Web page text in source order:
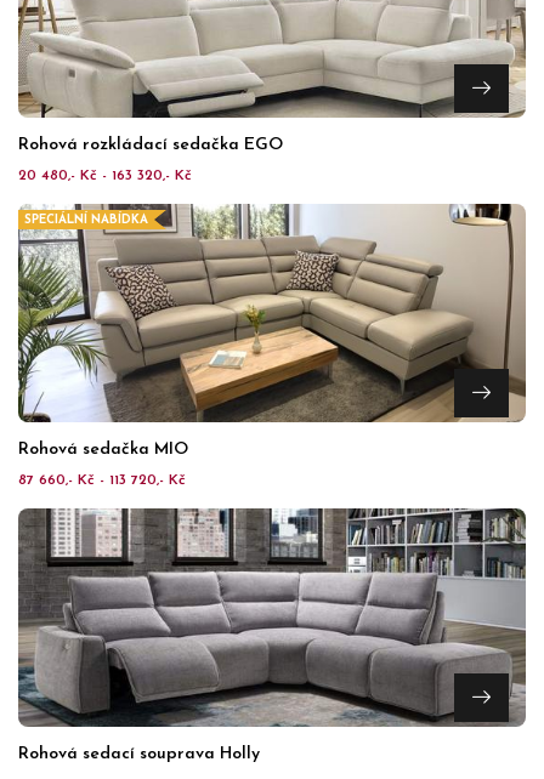
Rohová rozkládací sedačka EGO
20 480,- Kč - 163 320,- Kč
SPECIÁLNÍ NABÍDKA
Rohová sedačka MIO
87 660,- Kč - 113 720,- Kč
Rohová sedací souprava Holly